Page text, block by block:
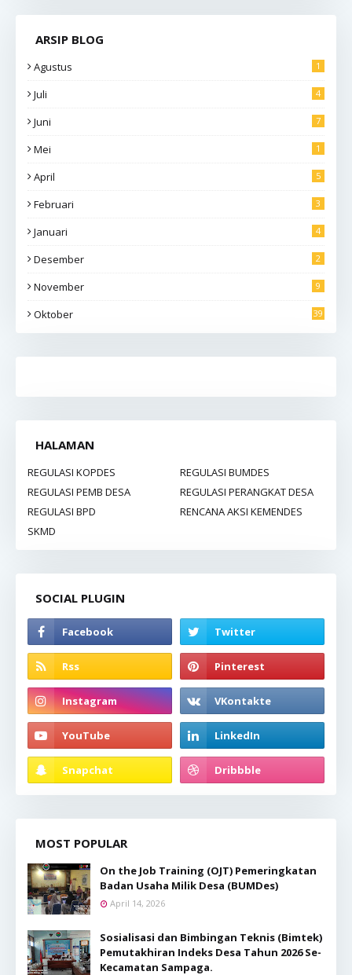
ARSIP BLOG
Agustus 1
Juli 4
Juni 7
Mei 1
April 5
Februari 3
Januari 4
Desember 2
November 9
Oktober 39
HALAMAN
REGULASI KOPDES
REGULASI BUMDES
REGULASI PEMB DESA
REGULASI PERANGKAT DESA
REGULASI BPD
RENCANA AKSI KEMENDES
SKMD
SOCIAL PLUGIN
MOST POPULAR
On the Job Training (OJT) Pemeringkatan
Badan Usaha Milik Desa (BUMDes)
April 14, 2026
Sosialisasi dan Bimbingan Teknis (Bimtek)
Pemutakhiran Indeks Desa Tahun 2026 Se-
Kecamatan Sampaga.